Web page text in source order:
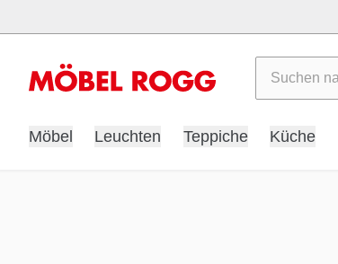
Möbel Leuchten Teppiche Küche